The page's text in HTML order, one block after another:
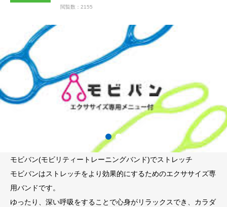
閲覧数：2155
モビバン(モビリティートレーニングバンド)でストレッチ
モビバンはストレッチをより効果的にするためのエクササイズ専
用バンドです。
ゆったり、深い呼吸をすることで心身がリラックスでき、カラダ